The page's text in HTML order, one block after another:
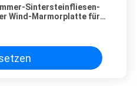
Sintersteinfliesen-
Wind-Marmorplatte für